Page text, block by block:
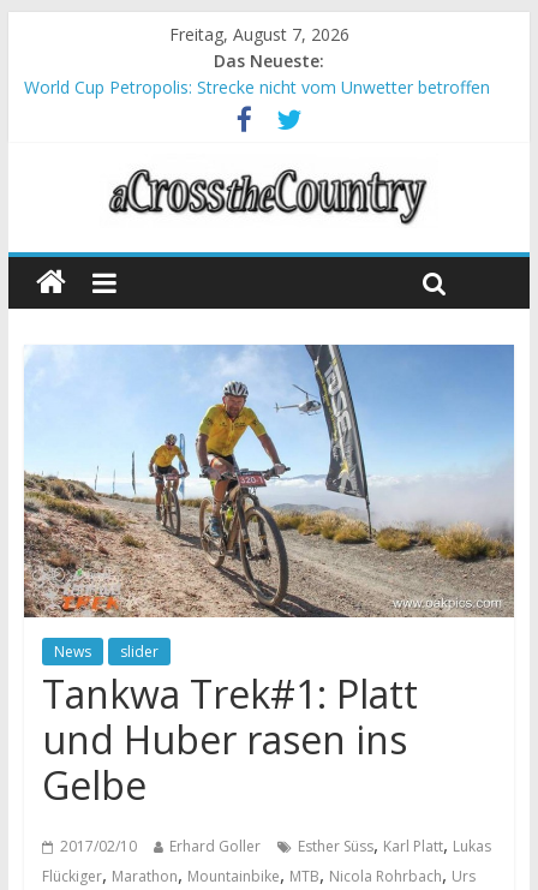
Freitag, August 7, 2026
Das Neueste:
World Cup Petropolis: Strecke nicht vom Unwetter betroffen
Krumbach und Obergessertshausen: Mountainbike-Bundesliga
Supercup Massi Banyoles: Siege für Carod und Richards
Halbzeit beim Andalucia Bike Race: Weltmeister Seewald führt
Chelva: Schweizer Doppelsieg beim ersten XCO-Rennen der
News slider
Tankwa Trek#1: Platt
und Huber rasen ins
Gelbe
2017/02/10 Erhard Goller Esther Süss, Karl Platt, Lukas
Flückiger, Marathon, Mountainbike, MTB, Nicola Rohrbach, Urs